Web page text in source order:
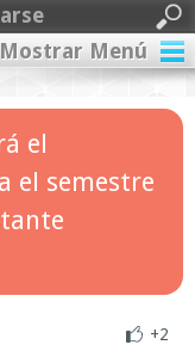
Mostrar Menú
el
el semestre
+2